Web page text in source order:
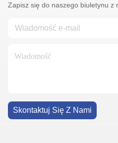
Zapisz się do naszego biuletynu z
Skontaktuj Się Z Nami